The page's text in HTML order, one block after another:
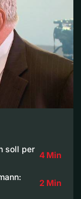
soll per
4 Min
2 Min